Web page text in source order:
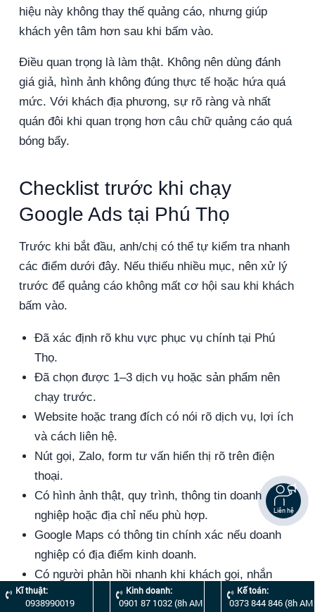
hiệu này không thay thế quảng cáo, nhưng giúp
khách yên tâm hơn sau khi bấm vào.
Điều quan trọng là làm thật. Không nên dùng đánh
giá giả, hình ảnh không đúng thực tế hoặc hứa quá
mức. Với khách địa phương, sự rõ ràng và nhất
quán đôi khi quan trọng hơn câu chữ quảng cáo quá
bóng bẩy.
Checklist trước khi chạy
Google Ads tại Phú Thọ
Trước khi bắt đầu, anh/chị có thể tự kiểm tra nhanh
các điểm dưới đây. Nếu thiếu nhiều mục, nên xử lý
trước để quảng cáo không mất cơ hội sau khi khách
bấm vào.
Đã xác định rõ khu vực phục vụ chính tại Phú
Thọ.
Đã chọn được 1–3 dịch vụ hoặc sản phẩm nên
chạy trước.
Website hoặc trang đích có nói rõ dịch vụ, lợi ích
và cách liên hệ.
Nút gọi, Zalo, form tư vấn hiển thị rõ trên điện
thoại.
Có hình ảnh thật, quy trình, thông tin doanh
nghiệp hoặc địa chỉ nếu phù hợp.
Google Maps có thông tin chính xác nếu doanh
nghiệp có địa điểm kinh doanh.
Có người phản hồi nhanh khi khách gọi, nhắn
Zalo hoặc gửi form.
Kĩ thuật:
0938990019
Kinh doanh:
0901 87 1032 (8h AM
Kế toán:
0373 844 846 (8h AM
Liên hệ